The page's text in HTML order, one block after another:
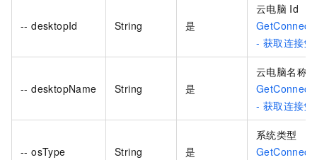
-- desktopId String 是
云电脑 Id
- 获取连接凭
-- desktopName String 是
云电脑名称
- 获取连接凭
-- osType String 是
系统类型